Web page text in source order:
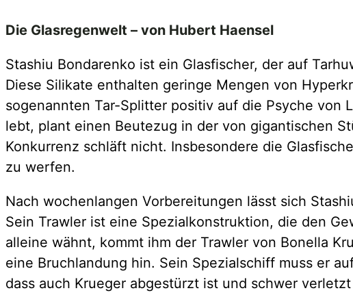
Die Glasregenwelt – von Hubert Haensel
Stashiu Bondarenko ist ein Glasfischer, der auf
Diese Silikate enthalten geringe Mengen von
sogenannten Tar-Splitter positiv auf die Psyche von
lebt, plant einen Beutezug in der von gigantischen
Konkurrenz schläft nicht. Insbesondere die
zu werfen.
Nach wochenlangen Vorbereitungen lässt sich
Sein Trawler ist eine Spezialkonstruktion, die den
alleine wähnt, kommt ihm der Trawler von Bonella
eine Bruchlandung hin. Sein Spezialschiff muss er
dass auch Krueger abgestürzt ist und schwer